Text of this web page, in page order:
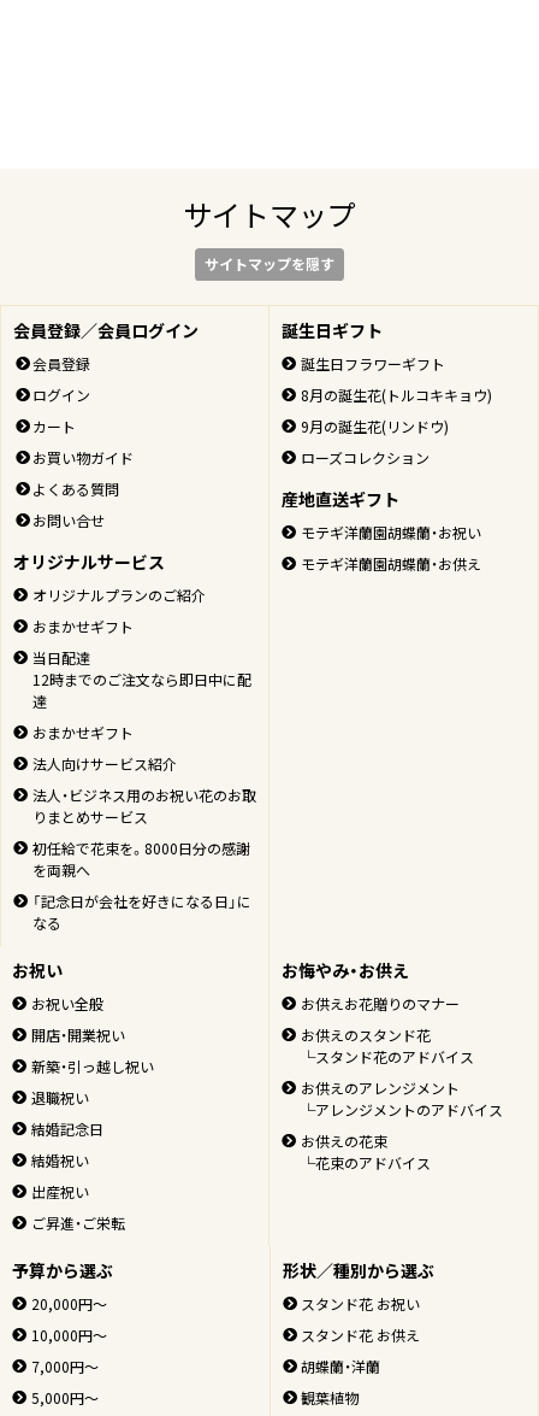
サイトマップ
サイトマップを隠す
会員登録／会員ログイン
会員登録
ログイン
カート
お買い物ガイド
よくある質問
お問い合せ
オリジナルサービス
オリジナルプランのご紹介
おまかせギフト
当日配達
12時までのご注文なら即日中に配
達
おまかせギフト
法人向けサービス紹介
法人・ビジネス用のお祝い花のお取
りまとめサービス
初任給で花束を。8000日分の感謝
を両親へ
「記念日が会社を好きになる日」に
なる
誕生日ギフト
誕生日フラワーギフト
8月の誕生花(トルコキキョウ)
9月の誕生花(リンドウ)
ローズコレクション
産地直送ギフト
モテギ洋蘭園胡蝶蘭・お祝い
モテギ洋蘭園胡蝶蘭・お供え
お祝い
お祝い全般
開店・開業祝い
新築・引っ越し祝い
退職祝い
結婚記念日
結婚祝い
出産祝い
ご昇進・ご栄転
お悔やみ・お供え
お供えお花贈りのマナー
お供えのスタンド花
└スタンド花のアドバイス
お供えのアレンジメント
└アレンジメントのアドバイス
お供えの花束
└花束のアドバイス
予算から選ぶ
20,000円～
10,000円～
7,000円～
5,000円～
形状／種別から選ぶ
スタンド花 お祝い
スタンド花 お供え
胡蝶蘭・洋蘭
観葉植物